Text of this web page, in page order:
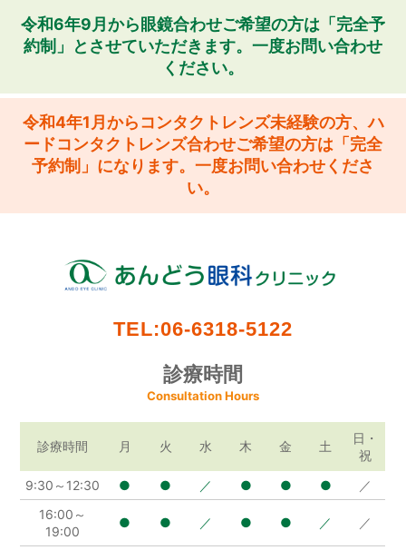
令和6年9月から眼鏡合わせご希望の方は「完全予
約制」とさせていただきます。一度お問い合わせ
ください。
令和4年1月からコンタクトレンズ未経験の方、ハ
ードコンタクトレンズ合わせご希望の方は「完全
予約制」になります。一度お問い合わせくださ
い。
TEL:06-6318-5122
診療時間
Consultation Hours
診療時間 月 火 水 木 金 土
日・
祝
9:30～12:30
● ● ／ ● ● ●
／
16:00～
19:00
● ● ／ ● ● ／ ／